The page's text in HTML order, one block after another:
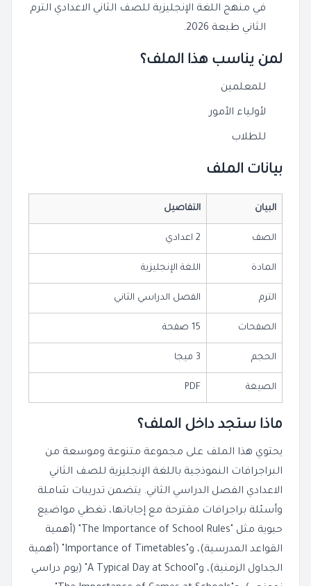
في منهج اللغة الإنجليزية للصف الثاني الاعدادي الترم
الثاني طبعة 2026.
لمن يناسب هذا الملف؟
للمعلمين
لأولياء الأمور
للطلاب
بيانات الملف
البيان التفاصيل
الصف 2 اعدادي
المادة اللغة الإنجليزية
الترم الفصل الدراسي الثاني
الصفحات 15 صفحة
الحجم 3 ميجا
الصيغة PDF
ماذا ستجد داخل الملف؟
يحتوي هذا الملف على مجموعة متنوعة وموسعة من
البراجرافات النموذجية باللغة الإنجليزية للصف الثاني
الاعدادي الفصل الدراسي الثاني. يتضمن تدريبات شاملة
وأسئلة براجرافات مقترحة مع إجاباتها، تغطي مواضيع
حيوية مثل "The Importance of School Rules" (أهمية
القواعد المدرسية)، و"Importance of Timetables" (أهمية
الجداول الزمنية)، و"A Typical Day at School" (يوم دراسي